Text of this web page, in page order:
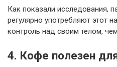
Как показали исследования,
регулярно употребляют этот
контроль над своим телом,
4. Кофе полезен